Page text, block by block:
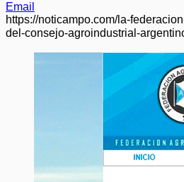
Email
https://noticampo.com/la-
del-consejo-agroindustrial-